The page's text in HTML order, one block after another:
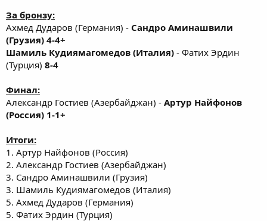
За бронзу:
Ахмед Дударов (Германия) - Сандро Аминашвили
(Грузия) 4-4+
Шамиль Кудиямагомедов (Италия) - Фатих Эрдин
(Турция) 8-4
Финал:
Александр Гостиев (Азербайджан) - Артур Найфонов
(Россия) 1-1+
Итоги:
1. Артур Найфонов (Россия)
2. Александр Гостиев (Азербайджан)
3. Сандро Аминашвили (Грузия)
3. Шамиль Кудиямагомедов (Италия)
5. Ахмед Дударов (Германия)
5. Фатих Эрдин (Турция)